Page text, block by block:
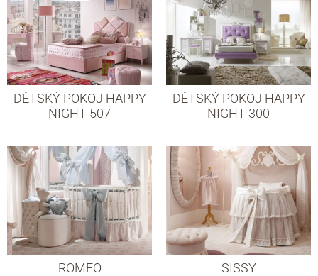
DĚTSKÝ POKOJ HAPPY
NIGHT 507
DĚTSKÝ POKOJ HAPPY
NIGHT 300
ROMEO SISSY